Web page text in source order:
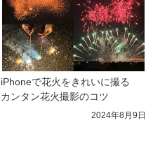
iPhoneで花火をきれいに撮る
カンタン花火撮影のコツ
2024年8月9日